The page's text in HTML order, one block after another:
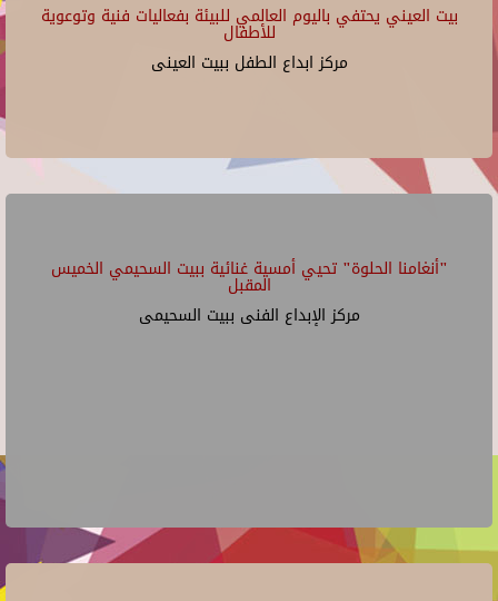
بيت العيني يحتفي باليوم العالمي للبيئة بفعاليات فنية وتوعوية
للأطفال
مركز ابداع الطفل ببيت العينى
"أنغامنا الحلوة" تحيي أمسية غنائية ببيت السحيمي الخميس
المقبل
مركز الإبداع الفنى ببيت السحيمى